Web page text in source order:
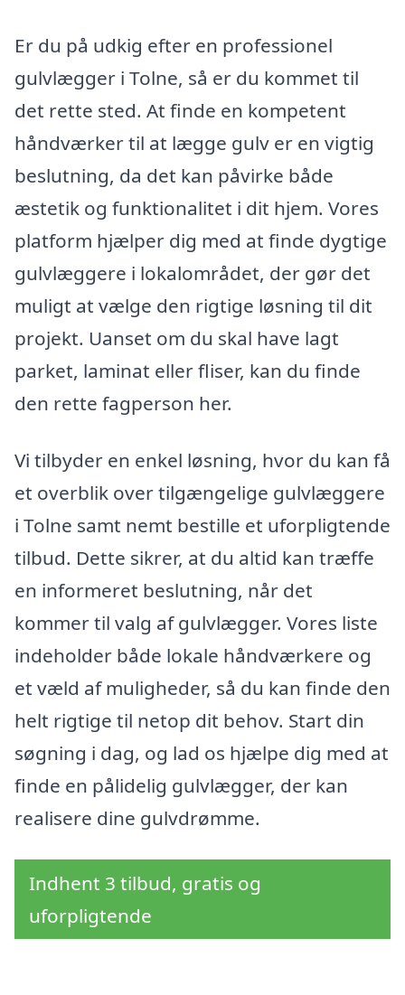
Er du på udkig efter en professionel
gulvlægger i Tolne, så er du kommet til
det rette sted. At finde en kompetent
håndværker til at lægge gulv er en vigtig
beslutning, da det kan påvirke både
æstetik og funktionalitet i dit hjem. Vores
platform hjælper dig med at finde dygtige
gulvlæggere i lokalområdet, der gør det
muligt at vælge den rigtige løsning til dit
projekt. Uanset om du skal have lagt
parket, laminat eller fliser, kan du finde
den rette fagperson her.
Vi tilbyder en enkel løsning, hvor du kan få
et overblik over tilgængelige gulvlæggere
i Tolne samt nemt bestille et uforpligtende
tilbud. Dette sikrer, at du altid kan træffe
en informeret beslutning, når det
kommer til valg af gulvlægger. Vores liste
indeholder både lokale håndværkere og
et væld af muligheder, så du kan finde den
helt rigtige til netop dit behov. Start din
søgning i dag, og lad os hjælpe dig med at
finde en pålidelig gulvlægger, der kan
realisere dine gulvdrømme.
Indhent 3 tilbud, gratis og
uforpligtende